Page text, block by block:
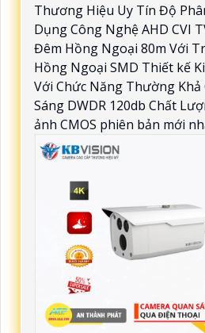
Thương Hiệu Uy Tín Độ
Dụng Công Nghệ AHD CVI
Đêm Hồng Ngoại 80m Với
Hồng Ngoại SMD Thiết kế
Với Chức Năng Thường
Sáng DWDR 120db Chất
ảnh CMOS phiên bản mới